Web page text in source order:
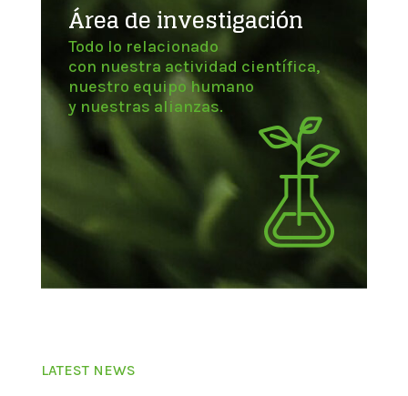
Área de investigación
Todo lo relacionado
con nuestra actividad científica,
nuestro equipo humano
y nuestras alianzas.
LATEST NEWS